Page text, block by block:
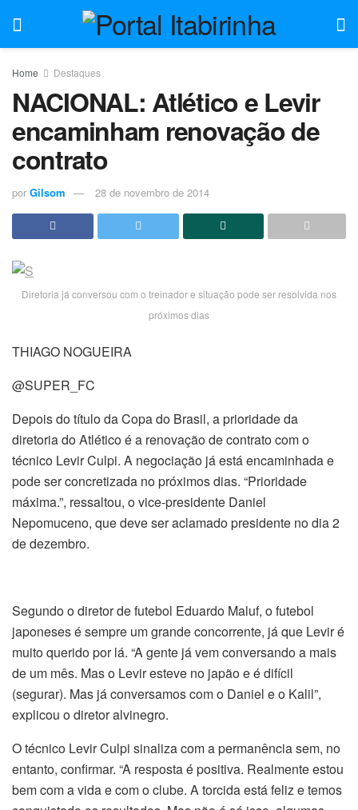
Home Destaques
NACIONAL: Atlético e Levir
encaminham renovação de
contrato
por Gilsom 28 de novembro de 2014
Diretoria já conversou com o treinador e situação pode ser resolvida nos
próximos dias
THIAGO NOGUEIRA
@SUPER_FC
Depois do título da Copa do Brasil, a prioridade da
diretoria do Atlético é a renovação de contrato com o
técnico Levir Culpi. A negociação já está encaminhada e
pode ser concretizada no próximos dias. “Prioridade
máxima.”, ressaltou, o vice-presidente Daniel
Nepomuceno, que deve ser aclamado presidente no dia 2
de dezembro.
Segundo o diretor de futebol Eduardo Maluf, o futebol
japoneses é sempre um grande concorrente, já que Levir é
muito querido por lá. “A gente já vem conversando a mais
de um mês. Mas o Levir esteve no japão e é difícil
(segurar). Mas já conversamos com o Daniel e o Kalil”,
explicou o diretor alvinegro.
O técnico Levir Culpi sinaliza com a permanência sem, no
entanto, confirmar. “A resposta é positiva. Realmente estou
bem com a vida e com o clube. A torcida está feliz e temos